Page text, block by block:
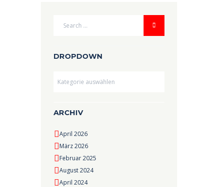
DROPDOWN
ARCHIV
April 2026
März 2026
Februar 2025
August 2024
April 2024